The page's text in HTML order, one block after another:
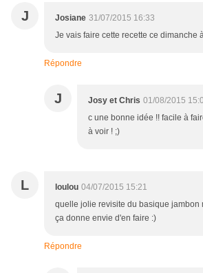
J Josiane 31/07/2015 16:33
Je vais faire cette recette ce dimanche
Répondre
J Josy et Chris 01/08/2015
c une bonne idée !! facile à
à voir ! ;)
L loulou 04/07/2015 15:21
quelle jolie revisite du basique jambon
ça donne envie d'en faire :)
Répondre